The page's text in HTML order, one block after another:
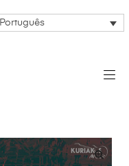
Português